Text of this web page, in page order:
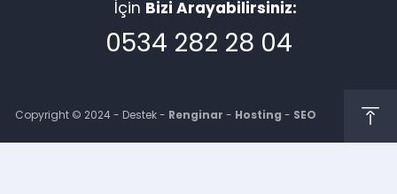
İçin Bizi Arayabilirsiniz:
0534 282 28 04
Copyright © 2024 - Destek - Renginar - Hosting - SEO